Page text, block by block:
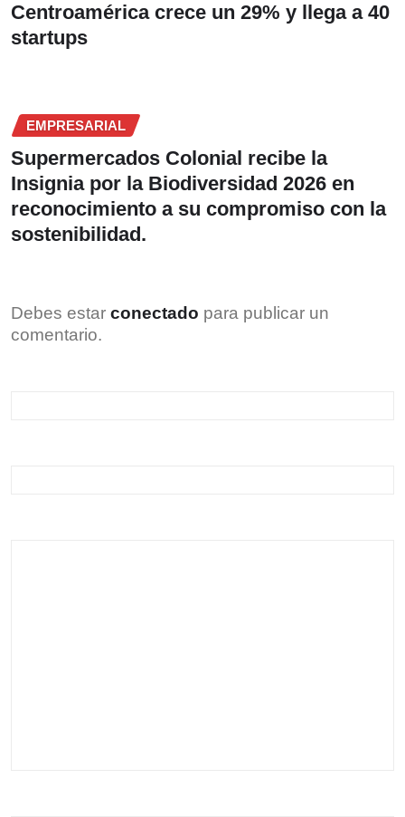
Centroamérica crece un 29% y llega a 40
startups
EMPRESARIAL
Supermercados Colonial recibe la
Insignia por la Biodiversidad 2026 en
reconocimiento a su compromiso con la
sostenibilidad.
Debes estar conectado para publicar un
comentario.